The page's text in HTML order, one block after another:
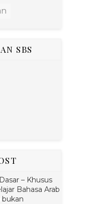
SBS
– Khusus
Bahasa Arab
bukan